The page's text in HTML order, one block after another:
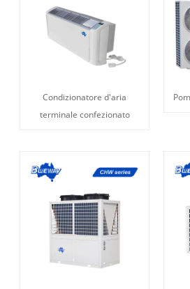
Condizionatore d'aria
terminale confezionato